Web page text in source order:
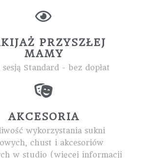
PRZYSZŁEJ
MAMY
sesją Standard - bez dopłat
AKCESORIA
wykorzystania sukni
chust i akcesoriów
w studio (więcej informacji